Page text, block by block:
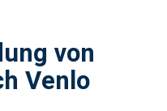
von
Venlo